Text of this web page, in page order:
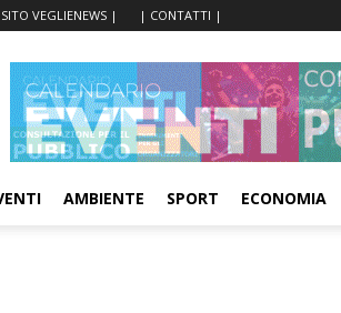
VEGLIENEWS | | CONTATTI |
AMBIENTE SPORT ECONOMIA